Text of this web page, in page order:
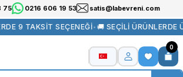
75 0216 606 19 53 satis@labevreni.com
9 TAKSİT SEÇENEĞİ•🚚 SEÇİLİ ÜRÜNLERDE
0